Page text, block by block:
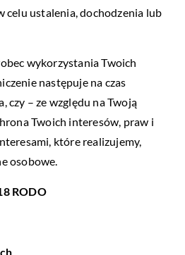
celu ustalenia, dochodzenia lub
wykorzystania Twoich
następuje na czas
czy – ze względu na Twoją
Twoich interesów, praw i
które realizujemy,
osobowe.
RODO